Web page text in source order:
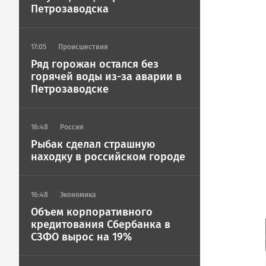
Петрозаводска
17:05 Происшествия
Ряд горожан остался без
горячей воды из-за аварии в
Петрозаводске
16:48 Россия
Рыбак сделал страшную
находку в российском городе
16:48 Экономика
Объем корпоративного
кредитования Сбербанка в
СЗФО вырос на 19%